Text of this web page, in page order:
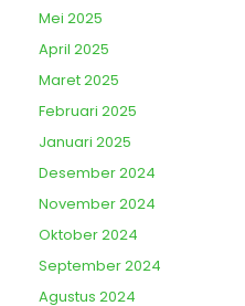
Mei 2025
April 2025
Maret 2025
Februari 2025
Januari 2025
Desember 2024
November 2024
Oktober 2024
September 2024
Agustus 2024